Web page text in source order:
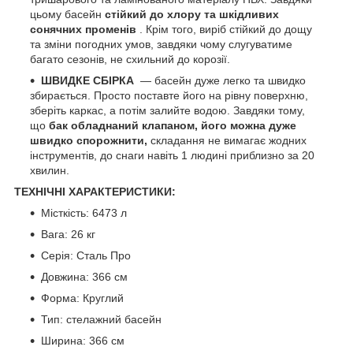
цьому басейн стійкий до хлору та шкідливих
сонячних променів . Крім того, виріб стійкий до дощу
та зміни погодних умов, завдяки чому слугуватиме
багато сезонів, не схильний до корозії.
ШВИДКЕ СБІРКА — басейн дуже легко та швидко
збирається. Просто поставте його на рівну поверхню,
зберіть каркас, а потім залийте водою. Завдяки тому,
що бак обладнаний клапаном, його можна дуже
швидко спорожнити, складання не вимагає жодних
інструментів, до снаги навіть 1 людині приблизно за 20
хвилин.
ТЕХНІЧНІ ХАРАКТЕРИСТИКИ:
Місткість: 6473 л
Вага: 26 кг
Серія: Сталь Про
Довжина: 366 см
Форма: Круглий
Тип: стелажний басейн
Ширина: 366 см